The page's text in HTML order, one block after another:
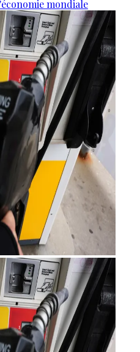
mondiale